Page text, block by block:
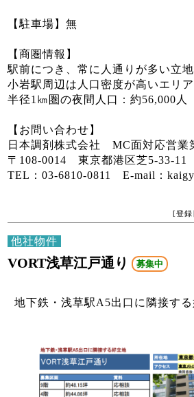
【駐車場】無
【商圏情報】
駅前につき、常に人通りが多い立地
小岩駅周辺は人口密度が高いエリア
半径1㎞圏の夜間人口：約56,000人
【お問い合わせ】
日本調剤株式会社 MC面対応営
〒108-0014 東京都港区芝5-33-
TEL：03-6810-0811 E-mail：
[登
他社物件
VORT浅草江戸通り 募集中
地下鉄・浅草駅A5出口に隣接す